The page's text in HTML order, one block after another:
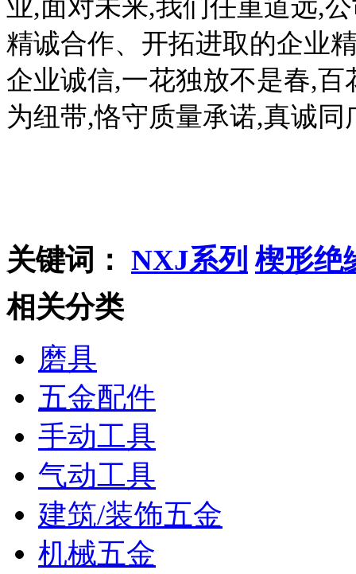
业,面对未来,我们任重道远,
精诚合作、开拓进取的企业
企业诚信,一花独放不是春,
为纽带,恪守质量承诺,真诚
关键词： NXJ系列 楔形绝
相关分类
磨具
五金配件
手动工具
气动工具
建筑/装饰五金
机械五金